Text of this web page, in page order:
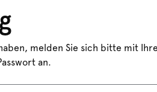
melden Sie sich bitte mit
an.